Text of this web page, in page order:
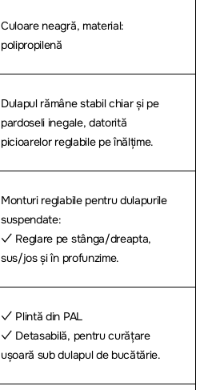
Culoare neagră, material:
polipropilenă
Dulapul rămâne stabil chiar și pe
pardoseli inegale, datorită
picioarelor reglabile pe înălțime.
Monturi reglabile pentru dulapurile
suspendate:
✓ Reglare pe stânga/dreapta,
sus/jos și în profunzime.
✓ Plintă din PAL
✓ Detasabilă, pentru curățare
ușoară sub dulapul de bucătărie.